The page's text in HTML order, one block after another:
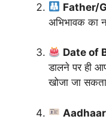
Father/
अभिभावक का
Date of
डालने पर ही
खोजा जा